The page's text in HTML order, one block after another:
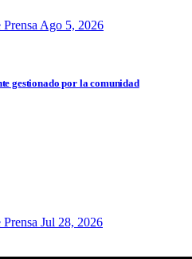
Ago 5, 2026
gestionado por la comunidad
Jul 28, 2026